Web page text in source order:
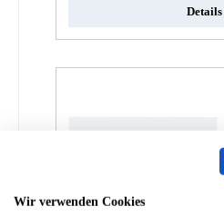
Details
Wir verwenden Cookies